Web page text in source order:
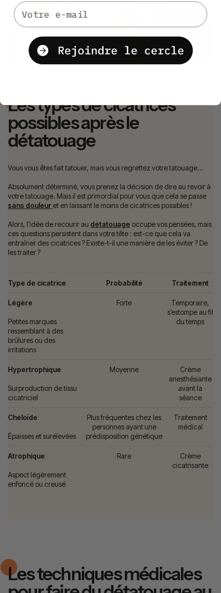
Les types de cicatrices
possibles après le
détatouage
Vous vous êtes fait tatouer, mais vous regrettez votre tatouage…
Absolument déterminé, vous prenez la décision de dire au revoir à
votre tatouage. Mais il est primordial pour vous que cela se passe
sans douleur et en laissant le moins de cicatrices possibles !
Alors, l’idée de recourir au détatouage occupe vos pensées, mais
ces questions persistent dans votre tête : est-ce que cela va
entraîner des cicatrices ? Existe-t-il une manière de les éviter ? De
les traiter ?
Type de cicatrice Probabilité Traitement
Légère
Petites marques
ressemblant à des
brûlures ou des
irritations
Forte
Temporaire,
s’estompe au fil
du temps
Hypertrophique
Surproduction de tissu
cicatriciel
Moyenne
Crème
anesthésiante
avant la
séance
Chéloïde
Épaisses et surélevées
Plus fréquentes chez les
personnes ayant une
prédisposition génétique
Traitement
médical
Atrophique
Aspect légèrement
enfoncé ou creusé
Rare
Crème
cicatrisante
Les techniques médicales
Email